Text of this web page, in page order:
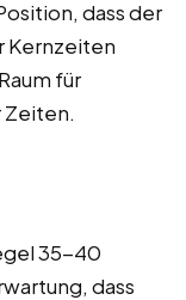
dass der
Kernzeiten
für
Zeiten.
35-40
dass